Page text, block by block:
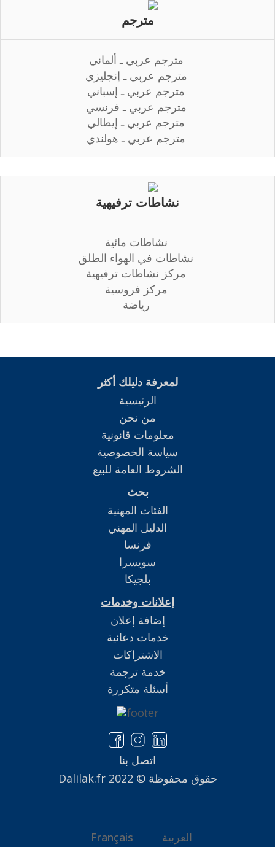
مترجم
مترجم عربي ـ ألماني
مترجم عربي ـ إنجليزي
مترجم عربي ـ إسباني
مترجم عربي ـ فرنسي
مترجم عربي ـ إيطالي
مترجم عربي ـ هولندي
نشاطات ترفيهية
نشاطات مائية
نشاطات في الهواء الطلق
مركز نشاطات ترفيهية
مركز فروسية
رياضة
لمعرفة دليلك أكثر
الرئيسية
من نحن
معلومات قانونية
سياسة الخصوصية
الشروط العامة للبيع
بحث
الفئات المهنية
الدليل المهني
فرنسا
سويسرا
بلجيكا
إعلانات وخدمات
إضافة إعلان
خدمات دعائية
الاشتراكات
خدمة ترجمة
أسئلة متكررة
اتصل بنا
حقوق محفوظة © Dalilak.fr 2022
Français العربية